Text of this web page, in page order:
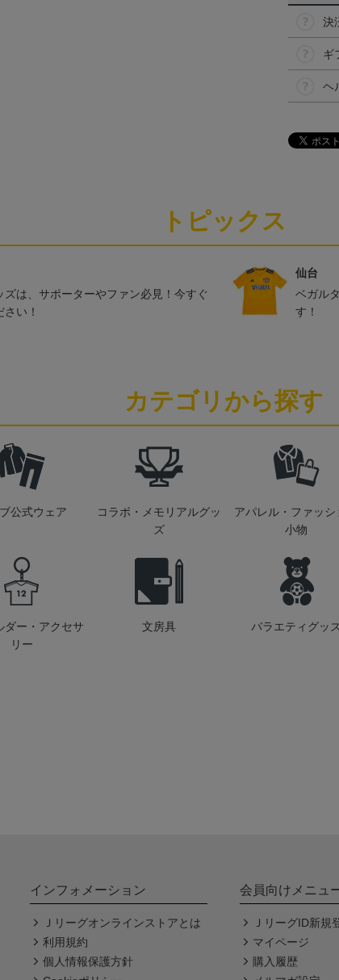
決
ギ
ヘ
トピックス
ズは、サポーターやファン必見！今すぐ
い！
仙台
ベガル
す！
カテゴリから探す
公式ウェア
コラボ・メモリアルグッ
ズ
アパレル・ファッシ
小物
ダー・アクセサ
リー
文房具 バラエティグッ
インフォメーション
Ｊリーグオンラインストアとは
利用規約
個人情報保護方針
会員向けメニュ
ＪリーグID新規
マイページ
購入履歴